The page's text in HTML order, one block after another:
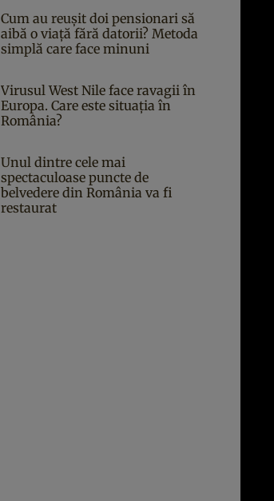
Cum au reușit doi pensionari să
aibă o viață fără datorii? Metoda
simplă care face minuni
Virusul West Nile face ravagii în
Europa. Care este situația în
România?
Unul dintre cele mai
spectaculoase puncte de
belvedere din România va fi
restaurat